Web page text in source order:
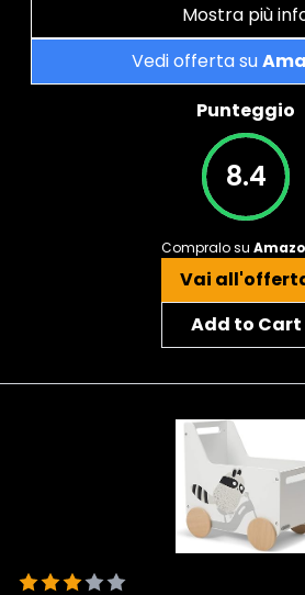
Mostra più
Vedi offerta su
Punteggio
8.4
Compralo su
Vai
Add to Cart